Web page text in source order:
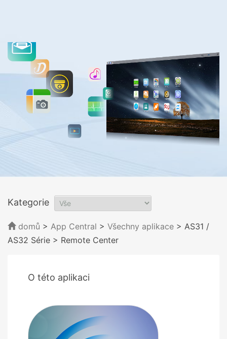
Kategorie
domů > App Central > Všechny aplikace > AS31 /
AS32 Série > Remote Center
O této aplikaci